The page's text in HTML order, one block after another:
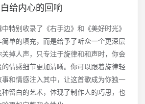
给内心的回响
特别收录了《右手边》和《美好时光》
单的填充，而是给予了听众一个更深层
掉人声，只专注于旋律和和声时，你会
情感细节更加清晰。你可以跟着旋律轻
和情感注入其中，让这首歌成为你独一
留白的艺术，体现了制作人的巧思，也